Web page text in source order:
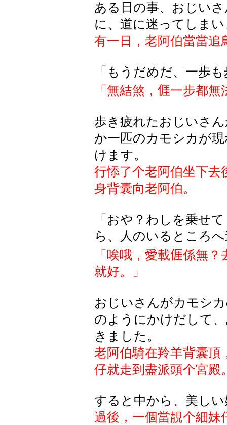
ある日の事、おじい
に、道に迷ってしま
有一日，老阿伯當當追
「もうだめだ、一歩
「無結煞， 𠊎一步都無
歩き疲れたおじいさ
か一匹のカモシカが
けます。
行悿了个老阿伯坐下去
身背囊向老阿伯。
「おや？わしを乗せ
ら、人のいるところ
「唉哦，愛載𠊎係無？
就好。」
おじいさんがカモシ
のようにかけだして
きました。
老阿伯騎在羚羊背囊頂
仔就走到盡派頭个宮殿
すると中から、美し
過後，一個當靚个細妹